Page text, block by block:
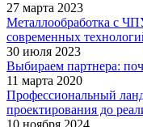
27 марта 2023
Металлообработка с
современных
30 июля 2023
Выбираем партнера:
11 марта 2020
Профессиональный
проектирования до
10 ноября 2024